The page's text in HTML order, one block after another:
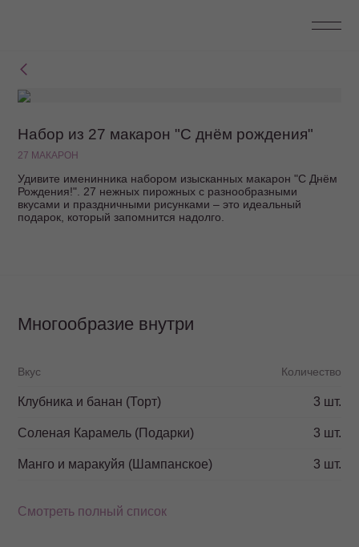
Набор из 27 макарон "С днём рождения"
27 МАКАРОН
Удивите именинника набором изысканных макарон "С Днём
Рождения!". 27 нежных пирожных с разнообразными
вкусами и праздничными рисунками – это идеальный
подарок, который запомнится надолго.
Многообразие внутри
Вкус Количество
Клубника и банан (Торт) 3 шт.
Соленая Карамель (Подарки) 3 шт.
Манго и маракуйя (Шампанское) 3 шт.
Смотреть полный список